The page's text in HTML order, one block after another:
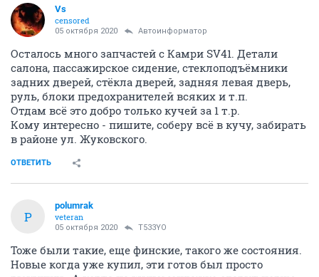
Vs
censored
05 октября 2020 Автоинформатор
Осталось много запчастей с Камри SV41. Детали
салона, пассажирское сидение, стеклоподъёмники
задних дверей, стёкла дверей, задняя левая дверь,
руль, блоки предохранителей всяких и т.п.
Отдам всё это добро только кучей за 1 т.р.
Кому интересно - пишите, соберу всё в кучу, забирать
в районе ул. Жуковского.
ОТВЕТИТЬ
P
polumrak
veteran
05 октября 2020 T533YO
Тоже были такие, еще финские, такого же состояния.
Новые когда уже купил, эти готов был просто